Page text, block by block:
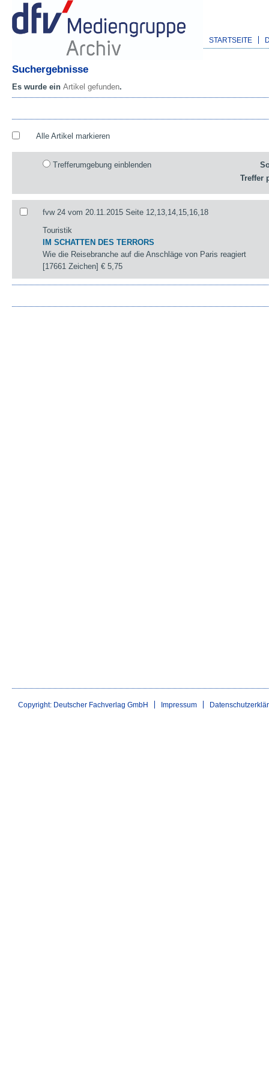
STARTSEITE
Suchergebnisse
Es wurde ein Artikel gefunden.
Alle Artikel markieren
Trefferumgebung einblenden
Treffer
fvw 24 vom 20.11.2015 Seite 12,13,14,15,16,18
Touristik
IM SCHATTEN DES TERRORS
Wie die Reisebranche auf die Anschläge von Paris reagiert
[17661 Zeichen]€ 5,75
Copyright: Deutscher Fachverlag GmbH Impressum